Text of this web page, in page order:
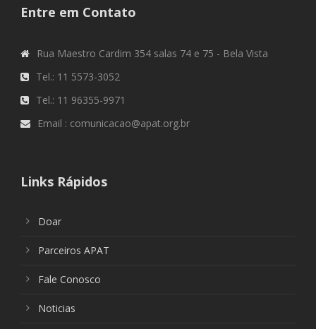
Entre em Contato
Rua Maestro Cardim 354 salas 74 e 75 - Bela Vista
Tel.: 11 5573-3052
Tel.: 11 96355-9971
Email : comunicacao@apat.org.br
Links Rápidos
Doar
Parceiros APAT
Fale Conosco
Noticias